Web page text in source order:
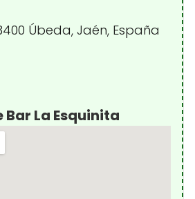
Úbeda, Jaén, España
La Esquinita